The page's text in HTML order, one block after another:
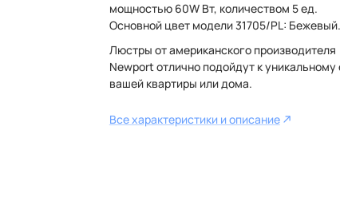
мощностью 60W Вт, количеством 5 ед.
Основной цвет модели 31705/PL: Бежевый.
Люстры от американского производителя
Newport отлично подойдут к уникальному
вашей квартиры или дома.
Все характеристики и описание